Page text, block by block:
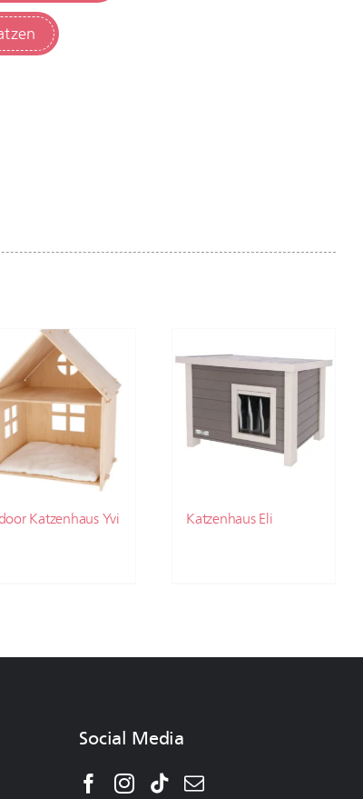
Katzenhaus Yvi Katzenhaus Eli
Social Media